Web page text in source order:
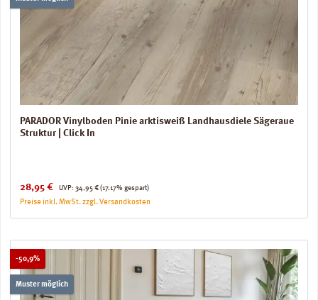
PARADOR Vinylboden Pinie arktisweiß Landhausdiele Sägeraue
Struktur | Click In
Verkaufspreis:
28,95 € UVP:
Regulärer Preis:
34,95 € (17.17% gespart)
Preise inkl. MwSt. zzgl. Versandkosten
-50,9%Rabatt
Muster möglich